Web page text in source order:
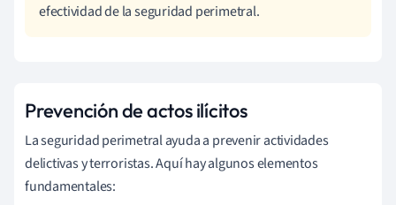
efectividad de la seguridad perimetral.
Prevención de actos ilícitos
La seguridad perimetral ayuda a prevenir actividades
delictivas y terroristas. Aquí hay algunos elementos
fundamentales: